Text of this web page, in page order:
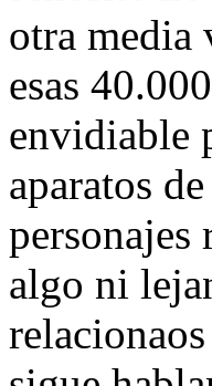
otra media
esas
envidiable
aparatos
personajes
algo ni